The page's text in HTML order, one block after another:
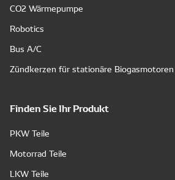
CO2 Wärmepumpe
Robotics
Bus A/C
Zündkerzen für stationäre Biogasmotoren
Finden Sie Ihr Produkt
PKW Teile
Motorrad Teile
LKW Teile